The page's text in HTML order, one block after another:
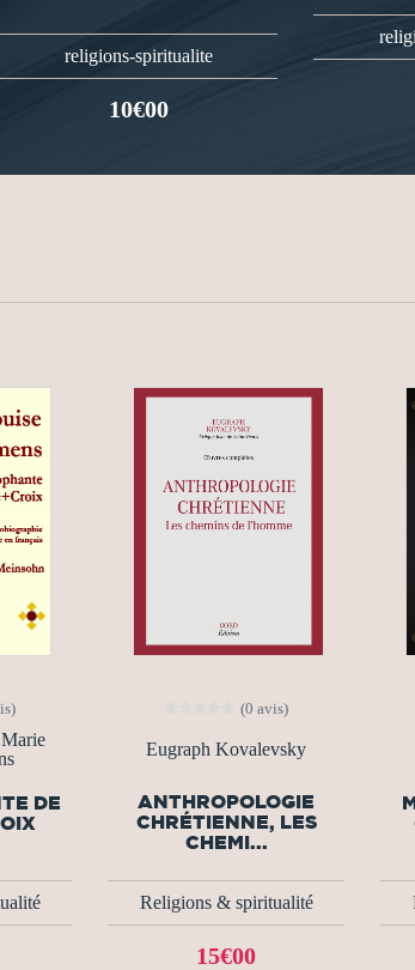
religions-spiritualite
10€00
DE
(0 avis)
Eugraph Kovalevsky
ANTHROPOLOGIE
CHRÉTIENNE, LES
CHEMI...
Religions & spiritualité
15€00